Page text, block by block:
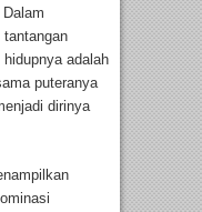
adalah
puteranya
dirinya